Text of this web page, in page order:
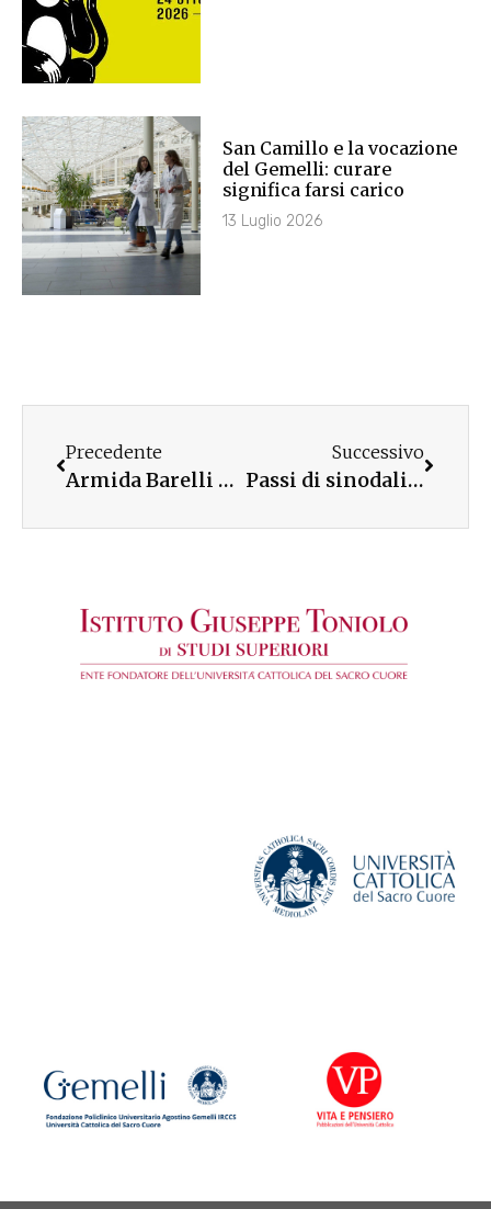
San Camillo e la vocazione
del Gemelli: curare
significa farsi carico
13 Luglio 2026
Precedente
Armida Barelli per la Settimana di Cultura ad Alghero
Successivo
Passi di sinodalità in diocesi di Otranto